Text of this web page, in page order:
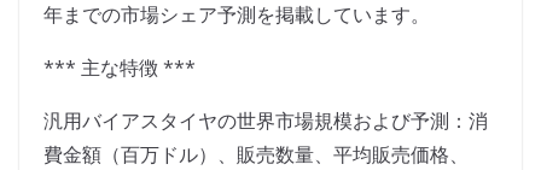
年までの市場シェア予測を掲載しています。
*** 主な特徴 ***
汎用バイアスタイヤの世界市場規模および予測：消
費金額（百万ドル）、販売数量、平均販売価格、